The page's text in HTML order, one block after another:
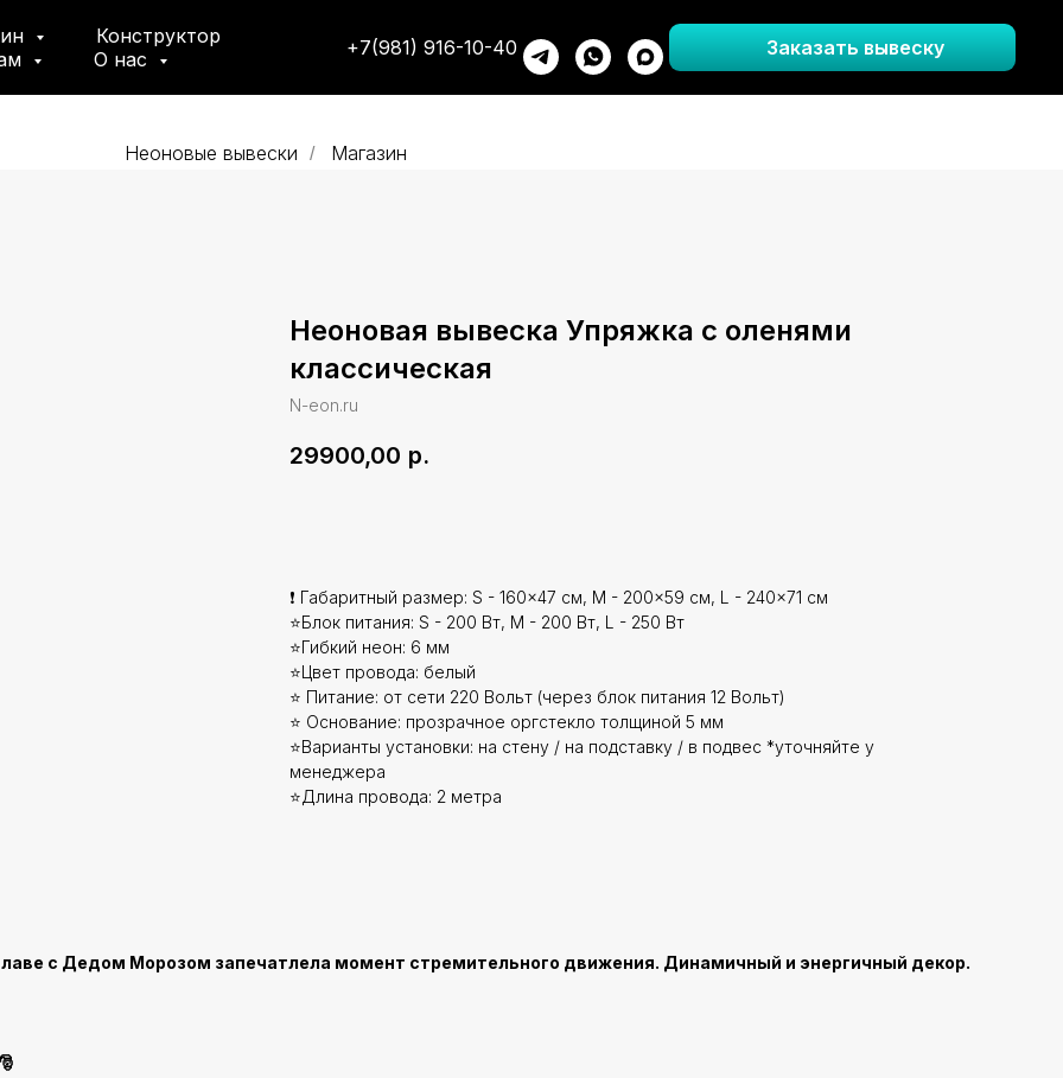
Конструктор
О нас +7(981) 916-10-40 Заказать вывеску
Неоновые вывески / Магазин
Неоновая вывеска Упряжка с оленями
классическая
N-eon.ru
29900,00 р.
❗ Габаритный размер: S - 160x47 см, M - 200x59 см, L - 240x71 см
⭐Блок питания: S - 200 Вт, M - 200 Вт, L - 250 Вт
⭐Гибкий неон: 6 мм
⭐Цвет провода: белый
⭐ Питание: от сети 220 Вольт (через блок питания 12 Вольт)
⭐ Основание: прозрачное оргстекло толщиной 5 мм
⭐Варианты установки: на стену / на подставку / в подвес *уточняйте у
менеджера
⭐Длина провода: 2 метра
с Дедом Морозом запечатлела момент стремительного движения. Динамичный и энергичный декор.